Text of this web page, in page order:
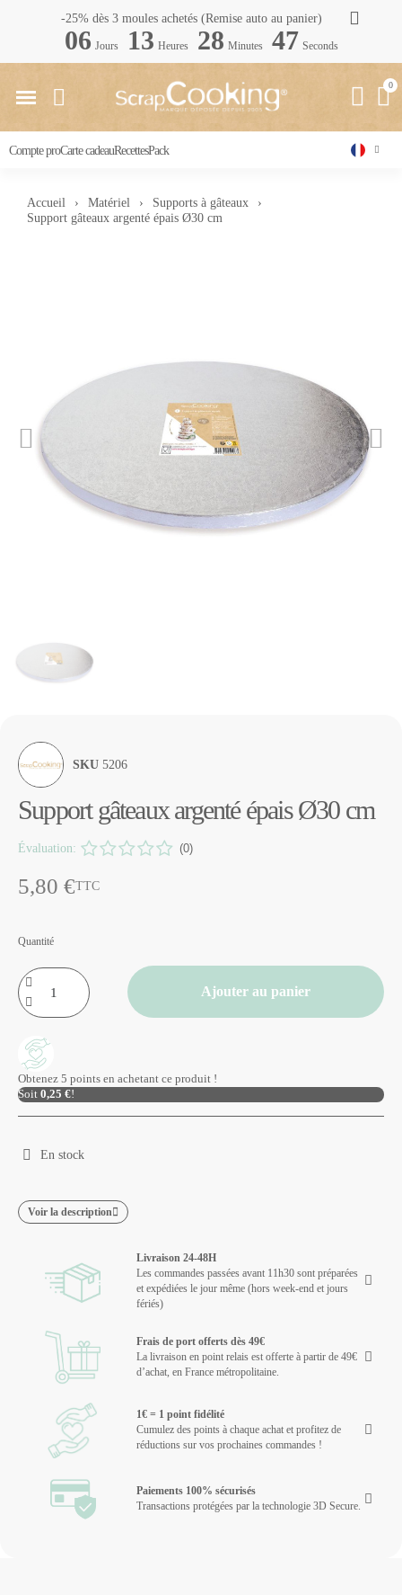
-25% dès 3 moules achetés (Remise auto au panier)
06 Jours 13 Heures 28 Minutes 46 Seconds
Compte proCarte cadeauRecettesPack
Accueil Matériel
Supports à gâteaux
Support gâteaux argenté épais Ø30 cm
SKU 5206
Support gâteaux argenté épais Ø30 cm
Évaluation: (0)
5,80 €TTC
Quantité
Ajouter au panier
Obtenez 5 points en achetant ce produit !
Soit 0,25 €!
En stock
Voir la description
Livraison 24-48H
Les commandes passées avant 11h30 sont préparées
et expédiées le jour même (hors week-end et jours
fériés)
Frais de port offerts dès 49€
La livraison en point relais est offerte à partir de 49€
d’achat, en France métropolitaine.
1€ = 1 point fidélité
Cumulez des points à chaque achat et profitez de
réductions sur vos prochaines commandes !
Paiements 100% sécurisés
Transactions protégées par la technologie 3D Secure.